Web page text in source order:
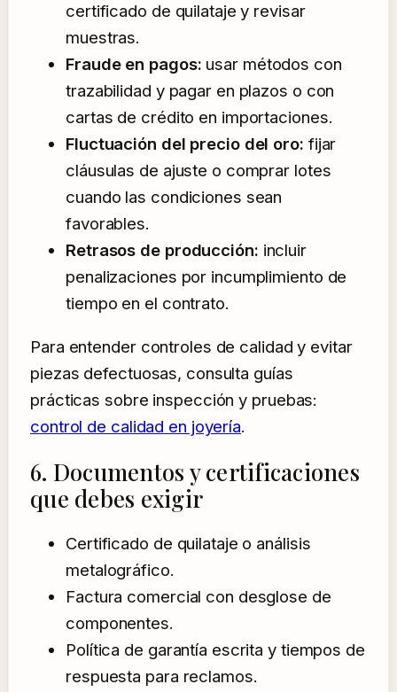
certificado de quilataje y revisar
muestras.
Fraude en pagos: usar métodos con
trazabilidad y pagar en plazos o con
cartas de crédito en importaciones.
Fluctuación del precio del oro: fijar
cláusulas de ajuste o comprar lotes
cuando las condiciones sean
favorables.
Retrasos de producción: incluir
penalizaciones por incumplimiento de
tiempo en el contrato.
Para entender controles de calidad y evitar
piezas defectuosas, consulta guías
prácticas sobre inspección y pruebas:
control de calidad en joyería.
6. Documentos y certificaciones
que debes exigir
Certificado de quilataje o análisis
metalográfico.
Factura comercial con desglose de
componentes.
Política de garantía escrita y tiempos de
respuesta para reclamos.